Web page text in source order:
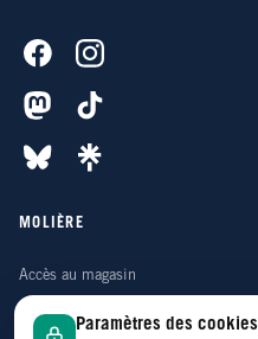
MOLIÈRE
Accès au magasin
Paramètres des cookies